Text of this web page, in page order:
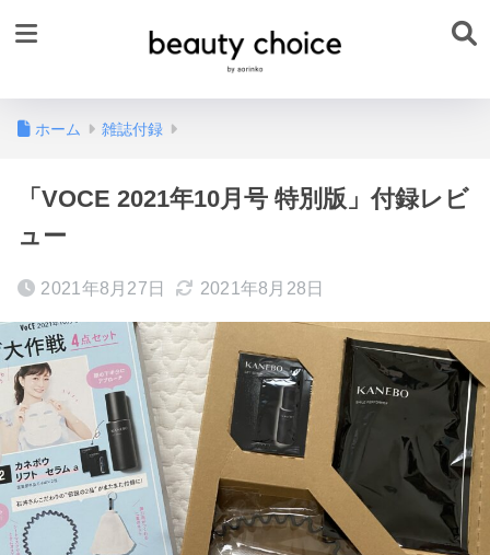
ホーム 雑誌付録
「VOCE 2021年10月号 特別版」付録レビ
ュー
2021年8月27日 2021年8月28日